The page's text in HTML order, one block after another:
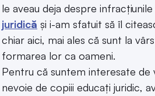
le aveau deja despre
juridică și i-am sfatuit să îl
chiar aici, mai ales că sunt la
formarea lor ca oameni.
Pentru că suntem interesate de
nevoie de copiii educați juridic,